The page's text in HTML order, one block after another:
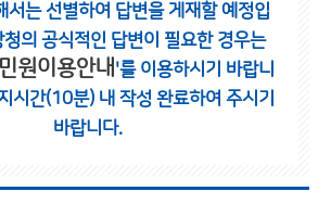
서는 선별하여 답변을 게재할 예정입
의 공식적인 답변이 필요한 경우는
원이용안내 '를 이용하시기 바랍니
시간(10분) 내 작성 완료하여 주시기
바랍니다.